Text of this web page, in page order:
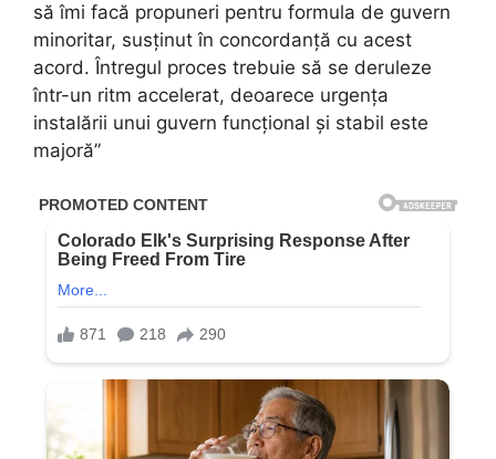
să îmi facă propuneri pentru formula de guvern
minoritar, susținut în concordanță cu acest
acord. Întregul proces trebuie să se deruleze
într-un ritm accelerat, deoarece urgența
instalării unui guvern funcțional și stabil este
majoră”